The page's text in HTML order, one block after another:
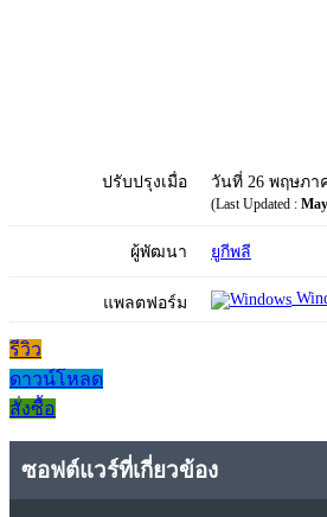
ปรับปรุงเมื่อ วันที่ 26 พฤษภา
(Last Updated :
ผู้พัฒนา ยูกีพลี
แพลตฟอร์ม
รีวิว
ดาวน์โหลด
สั่งซื้อ
ซอฟต์แวร์ที่เกี่ยวข้อง